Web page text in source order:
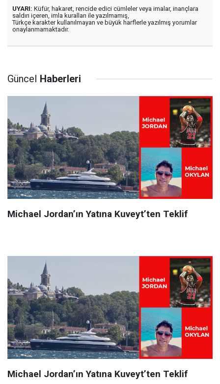
UYARI: Küfür, hakaret, rencide edici cümleler veya imalar, inançlara
saldırı içeren, imla kuralları ile yazılmamış,
Türkçe karakter kullanılmayan ve büyük harflerle yazılmış yorumlar
onaylanmamaktadır.
Güncel Haberleri
Michael Jordan’ın Yatına Kuveyt’ten Teklif
Michael Jordan’ın Yatına Kuveyt’ten Teklif